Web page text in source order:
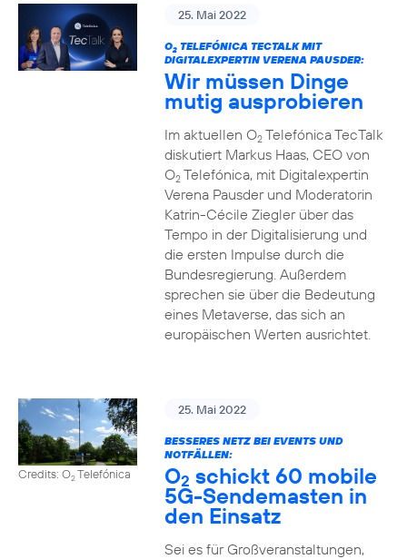
25. Mai 2022
O2TELEFÓNICA TECTALK MIT
DIGITALEXPERTIN VERENA PAUSDER:
Wir müssen Dinge
mutig ausprobieren
Im aktuellen O2Telefónica TecTalk
diskutiert Markus Haas, CEO von
O2Telefónica, mit Digitalexpertin
Verena Pausder und Moderatorin
Katrin-Cécile Ziegler über das
Tempo in der Digitalisierung und
die ersten Impulse durch die
Bundesregierung. Außerdem
sprechen sie über die Bedeutung
eines Metaverse, das sich an
europäischen Werten ausrichtet.
Credits: O2Telefónica
25. Mai 2022
BESSERES NETZ BEI EVENTS UND
NOTFÄLLEN:
O2 schickt 60 mobile
5G-Sendemasten in
den Einsatz
Sei es für Großveranstaltungen,